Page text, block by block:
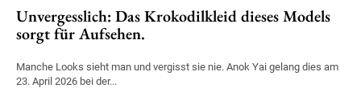
Unvergesslich: Das Krokodilkleid dieses Models
sorgt für Aufsehen.
Manche Looks sieht man und vergisst sie nie. Anok Yai gelang dies am
23. April 2026 bei der...